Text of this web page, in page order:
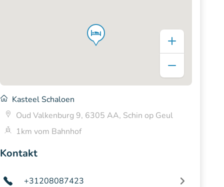
Kasteel Schaloen
Oud Valkenburg 9, 6305 AA, Schin op Geul
1km vom Bahnhof
Kontakt
+31208087423